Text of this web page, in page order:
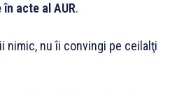
acte al AUR.
nimic, nu îi convingi pe ceilalţi